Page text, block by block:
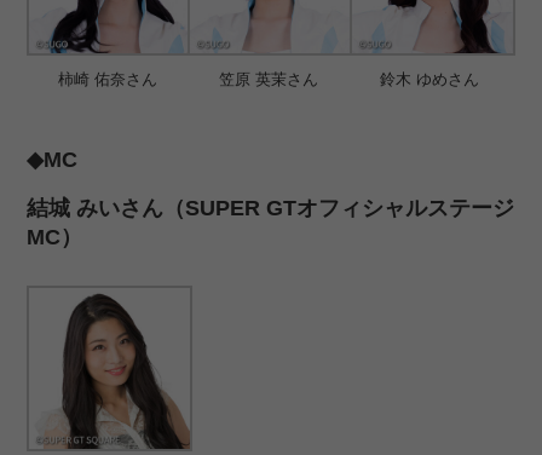
柿崎 佑奈さん 笠原 英茉さん 鈴木 ゆめさん
◆MC
結城 みいさん（SUPER GTオフィシャルステージ
MC）